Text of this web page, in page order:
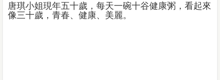
唐琪小姐現年五十歲，每天一碗十谷健康粥，看起來
像三十歲，青春、健康、美麗。